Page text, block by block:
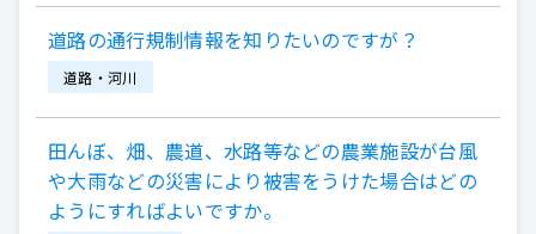
道路の通行規制情報を知りたいのですが？
道路・河川
田んぼ、畑、農道、水路等などの農業施設が台風
や大雨などの災害により被害をうけた場合はどの
ようにすればよいですか。